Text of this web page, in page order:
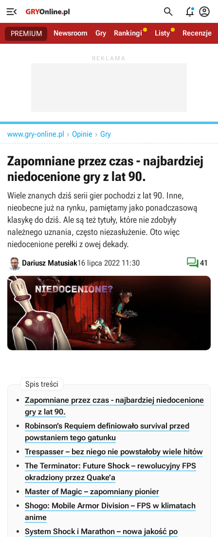
   
PREMIUM Newsroom Gry Rankingi Listy Recenzje
www.gry-online.pl  Opinie  Gry
Zapomniane przez czas - najbardziej
niedocenione gry z lat 90.
Wiele znanych dziś serii gier pochodzi z lat 90. Inne,
nieobecne już na rynku, pamiętamy jako ponadczasową
klasykę do dziś. Ale są też tytuły, które nie zdobyły
należnego uznania, często niezasłużenie. Oto więc
niedocenione perełki z owej dekady.
Dariusz Matusiak16 lipca 2022 11:30 41
Zapomniane przez czas - najbardziej niedocenione
gry z lat 90.
Robinson’s Requiem definiowało survival przed
powstaniem tego gatunku
Trespasser – bez niego nie powstałoby wiele hitów
The Terminator: Future Shock – rewolucyjny FPS
okradziony przez Quake’a
Master of Magic – zapomniany pionier
Shogo: Mobile Armor Division – FPS w klimatach
anime
System Shock i Marathon – nowa jakość po